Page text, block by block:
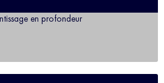
en profondeur